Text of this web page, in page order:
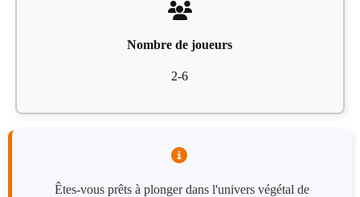
Nombre de joueurs
2-6
Êtes-vous prêts à plonger dans l'univers végétal de